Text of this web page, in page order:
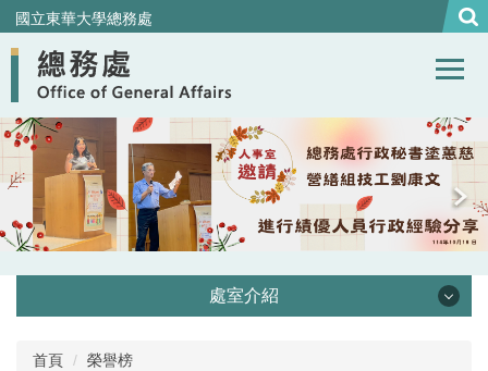
跳
到
主
內
容
區
國立東華大學總務處
處室介紹
處本部
首頁 榮譽榜